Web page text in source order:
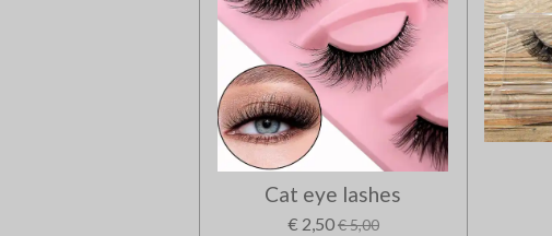
Cat eye lashes
€ 2,50€ 5,00